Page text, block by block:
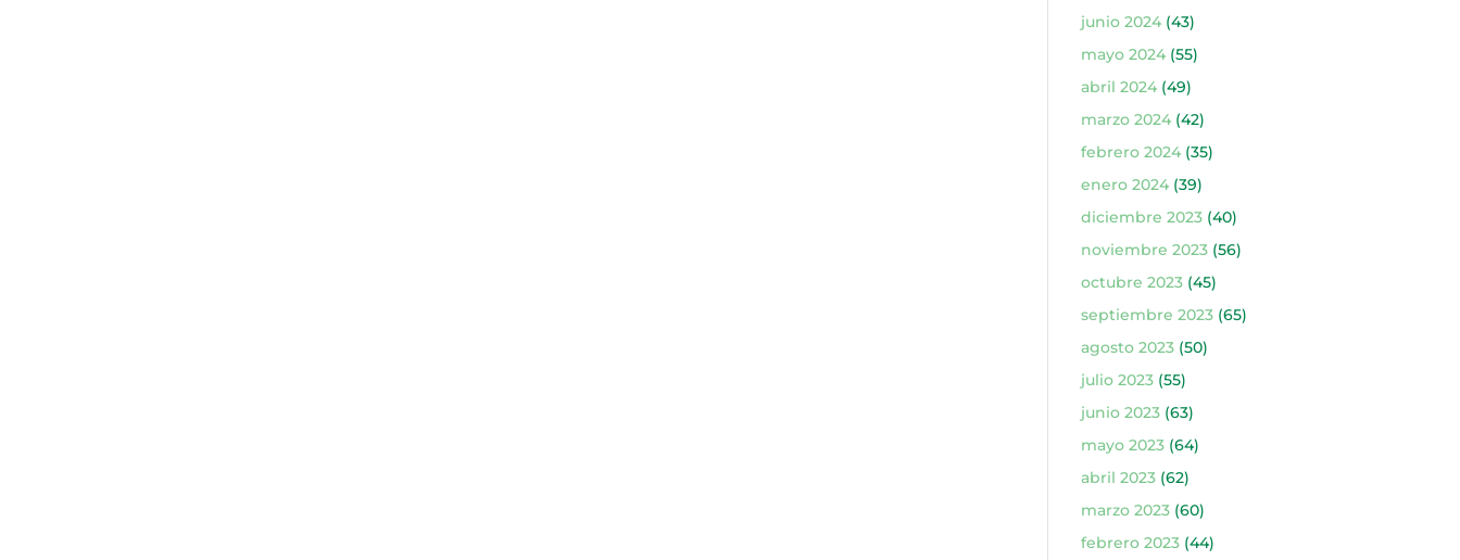
junio 2024(43)
mayo 2024(55)
abril 2024(49)
marzo 2024(42)
febrero 2024(35)
enero 2024(39)
diciembre 2023(40)
noviembre 2023(56)
octubre 2023(45)
septiembre 2023(65)
agosto 2023(50)
julio 2023(55)
junio 2023(63)
mayo 2023(64)
abril 2023(62)
marzo 2023(60)
febrero 2023(44)